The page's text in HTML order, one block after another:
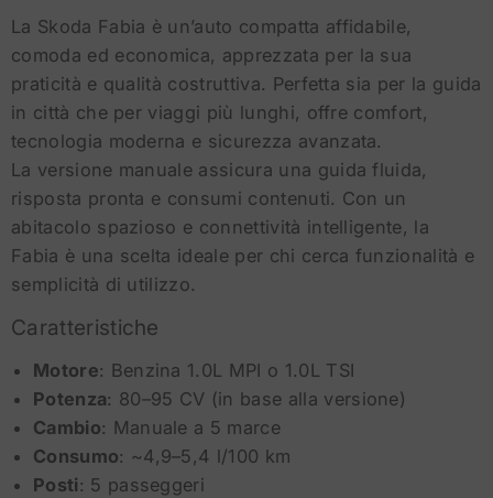
La Skoda Fabia è un’auto compatta affidabile,
comoda ed economica, apprezzata per la sua
praticità e qualità costruttiva. Perfetta sia per la guida
in città che per viaggi più lunghi, offre comfort,
tecnologia moderna e sicurezza avanzata.
La versione manuale assicura una guida fluida,
risposta pronta e consumi contenuti. Con un
abitacolo spazioso e connettività intelligente, la
Fabia è una scelta ideale per chi cerca funzionalità e
semplicità di utilizzo.
Caratteristiche
Motore: Benzina 1.0L MPI o 1.0L TSI
Potenza: 80–95 CV (in base alla versione)
Cambio: Manuale a 5 marce
Consumo: ~4,9–5,4 l/100 km
Posti: 5 passeggeri